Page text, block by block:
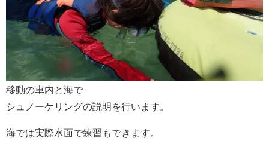
移動の車内と海で
シュノーケリングの説明を行います。
海では実際水面で練習もできます。